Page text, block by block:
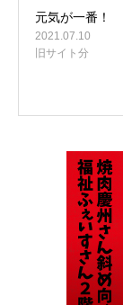
元気が一番！
2021.07.10
旧サイト分